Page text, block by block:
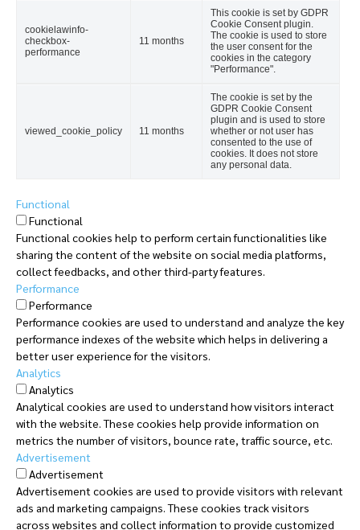
cookielawinfo-
checkbox-
performance
11 months
This cookie is set by GDPR
Cookie Consent plugin.
The cookie is used to store
the user consent for the
cookies in the category
"Performance".
viewed_cookie_policy 11 months
The cookie is set by the
GDPR Cookie Consent
plugin and is used to store
whether or not user has
consented to the use of
cookies. It does not store
any personal data.
Functional
Functional
Functional cookies help to perform certain functionalities like
sharing the content of the website on social media platforms,
collect feedbacks, and other third-party features.
Performance
Performance
Performance cookies are used to understand and analyze the key
performance indexes of the website which helps in delivering a
better user experience for the visitors.
Analytics
Analytics
Analytical cookies are used to understand how visitors interact
with the website. These cookies help provide information on
metrics the number of visitors, bounce rate, traffic source, etc.
Advertisement
Advertisement
Advertisement cookies are used to provide visitors with relevant
ads and marketing campaigns. These cookies track visitors
across websites and collect information to provide customized